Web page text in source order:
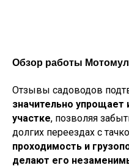
Обзор работы
Отзывы садоводов
значительно упрощает
участке, позволяя
долгих переездах с
проходимость и
делают его